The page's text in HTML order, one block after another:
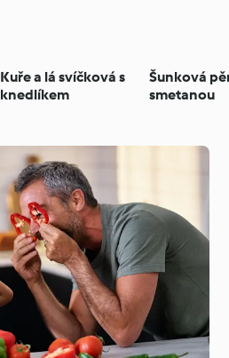
Kuře a lá svíčková s
knedlíkem
Šunková
smetanou